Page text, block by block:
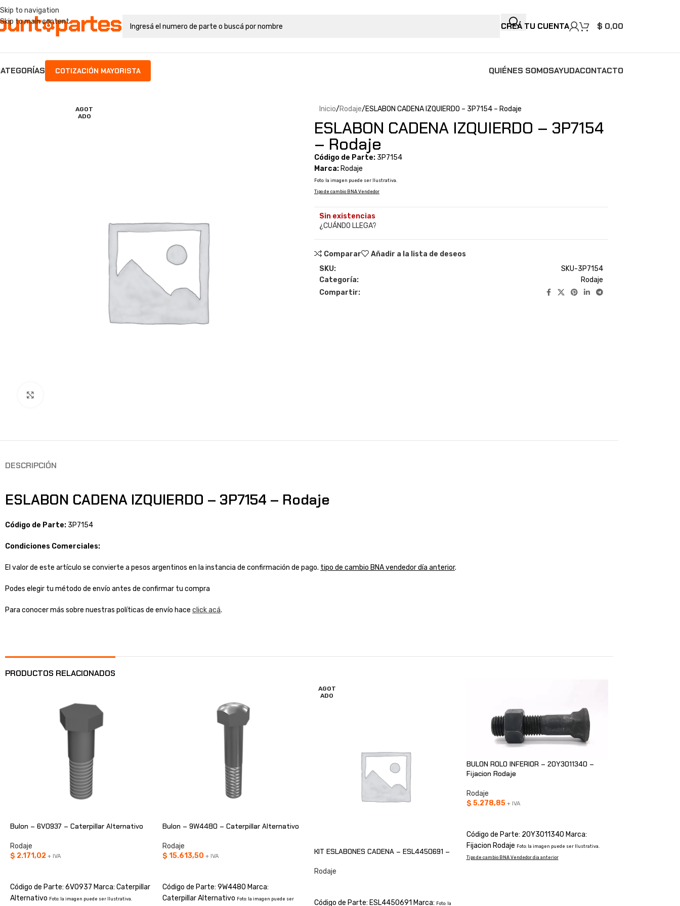
Skip to navigation
Skip to main content
CREÁ TU CUENTA $ 0,00
COTIZACIÓN MAYORISTA QUIÉNES SOMOSAYUDACONTACTO
AGOT
ADO
Inicio Rodaje ESLABON CADENA IZQUIERDO – 3P7154 – Rodaje
ESLABON CADENA IZQUIERDO – 3P7154
– Rodaje
Código de Parte: 3P7154
Marca: Rodaje
Foto: la imagen puede ser Ilustrativa.
Tipo de cambio BNA Vendedor
Sin existencias
¿CUÁNDO LLEGA?
Comparar
Añadir a la lista de deseos
SKU:
SKU-3P7154
Categoría:
Rodaje
Compartir:
DESCRIPCIÓN
ESLABON CADENA IZQUIERDO – 3P7154 – Rodaje
Código de Parte: 3P7154
Condiciones Comerciales:
El valor de este artículo se convierte a pesos argentinos en la instancia de confirmación de pago. tipo de cambio BNA vendedor día anterior.
Podes elegir tu método de envío antes de confirmar tu compra
Para conocer más sobre nuestras políticas de envío hace click acá.
PRODUCTOS RELACIONADOS
Bulon – 6V0937 – Caterpillar Alternativo
Rodaje
$ 2.171,02 + IVA
Código de Parte: 6V0937 Marca: Caterpillar
Alternativo Foto: la imagen puede ser Ilustrativa.
Bulon – 9W4480 – Caterpillar Alternativo
Rodaje
$ 15.613,50 + IVA
Código de Parte: 9W4480 Marca:
Caterpillar Alternativo Foto: la imagen puede ser
AGOT
ADO
KIT ESLABONES CADENA – ESL4450691 –
Rodaje
Código de Parte: ESL4450691 Marca: Foto: la
BULON ROLO INFERIOR – 20Y3011340 –
Fijacion Rodaje
Rodaje
$ 5.278,85 + IVA
Código de Parte: 20Y3011340 Marca:
Fijacion Rodaje Foto: la imagen puede ser Ilustrativa.
Tipo de cambio BNA Vendedor dia anterior